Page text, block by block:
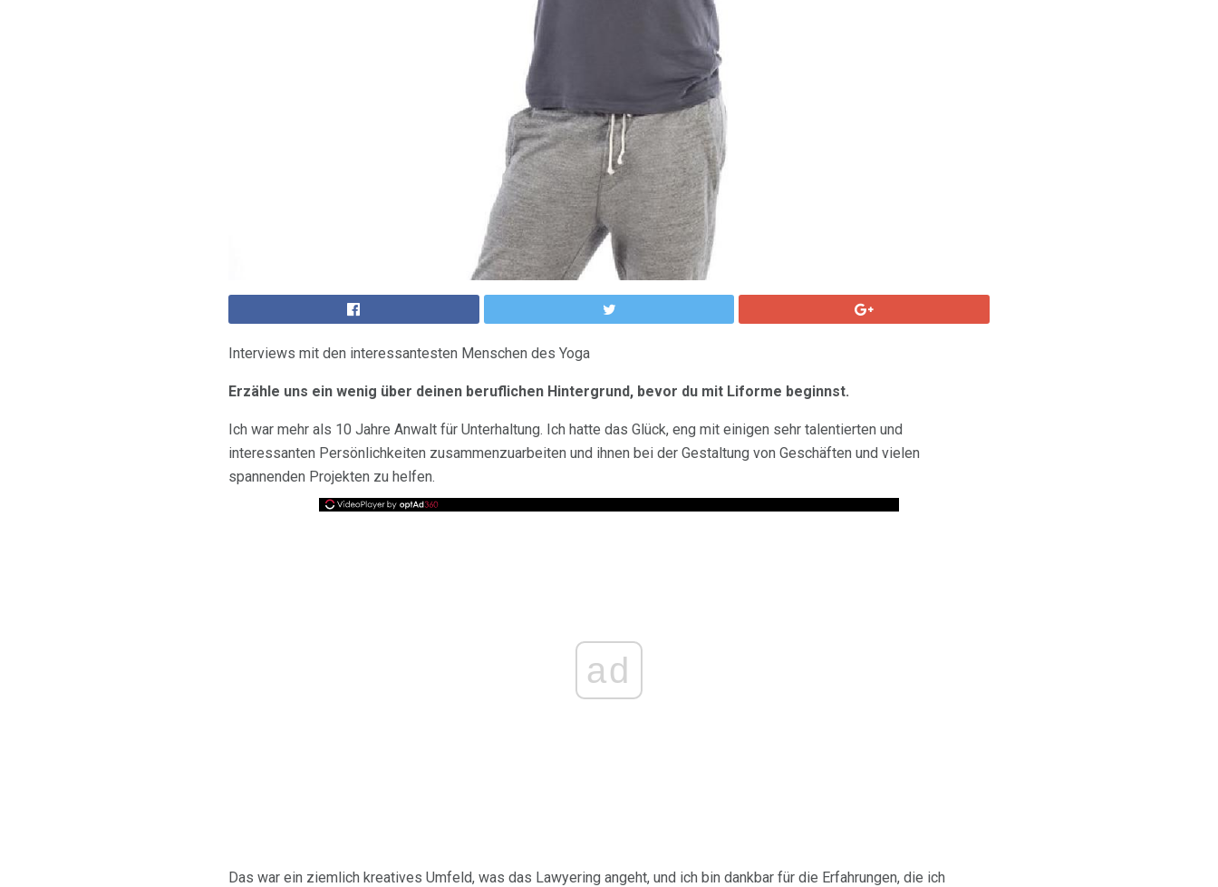
Interviews mit den interessantesten Menschen des Yoga
Erzähle uns ein wenig über deinen beruflichen Hintergrund, bevor du mit Liforme beginnst.
Ich war mehr als 10 Jahre Anwalt für Unterhaltung. Ich hatte das Glück, eng mit einigen sehr talentierten und
interessanten Persönlichkeiten zusammenzuarbeiten und ihnen bei der Gestaltung von Geschäften und vielen
spannenden Projekten zu helfen.
ad
Das war ein ziemlich kreatives Umfeld, was das Lawyering angeht, und ich bin dankbar für die Erfahrungen, die ich